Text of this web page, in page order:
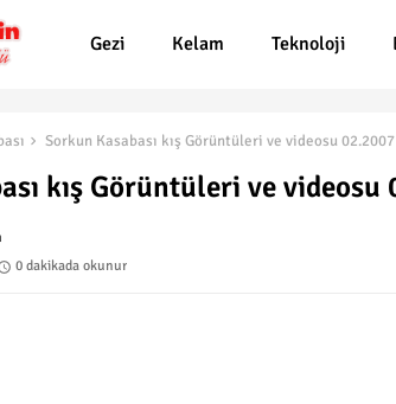
Gezi Kelam Teknoloji
Sorkun Kasabası kış Görüntüleri ve videosu 02.2007
kış Görüntüleri ve videosu
0 dakikada okunur